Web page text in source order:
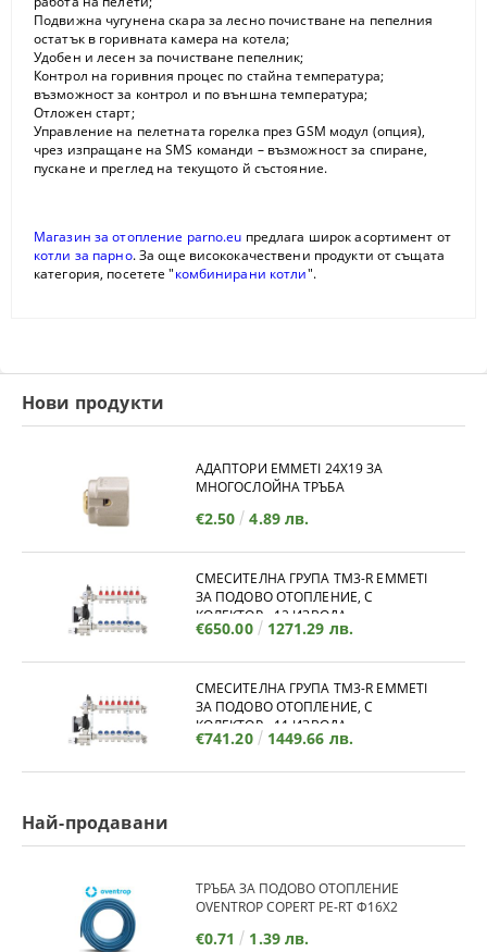
Подвижна чугунена скара за лесно почистване на пепелния
остатък в горивната камера на котела;
Удобен и лесен за почистване пепелник;
Контрол на горивния процес по стайна температура;
възможност за контрол и по външна температура;
Отложен старт;
Управление на пелетната горелка през GSM модул (опция),
чрез изпращане на SMS команди – възможност за спиране,
пускане и преглед на текущото й състояние.
Магазин за отопление parno.eu предлага широк асортимент от
котли за парно. За още висококачествени продукти от същата
категория, посетете "комбинирани котли".
Нови продукти
АДАПТОРИ EMMETI 24X19 ЗА
МНОГОСЛОЙНА ТРЪБА
€2.50 4.89 лв.
СМЕСИТЕЛНА ГРУПА TM3-R EMMETI
ЗА ПОДОВО ОТОПЛЕНИЕ, С
КОЛЕКТОР - 12 ИЗВОДА
€650.00 1271.29 лв.
СМЕСИТЕЛНА ГРУПА TM3-R EMMETI
ЗА ПОДОВО ОТОПЛЕНИЕ, С
КОЛЕКТОР - 11 ИЗВОДА
€741.20 1449.66 лв.
Най-продавани
ТРЪБА ЗА ПОДОВО ОТОПЛЕНИЕ
OVENTROP COPERT PE-RT Ф16Х2
€0.71 1.39 лв.